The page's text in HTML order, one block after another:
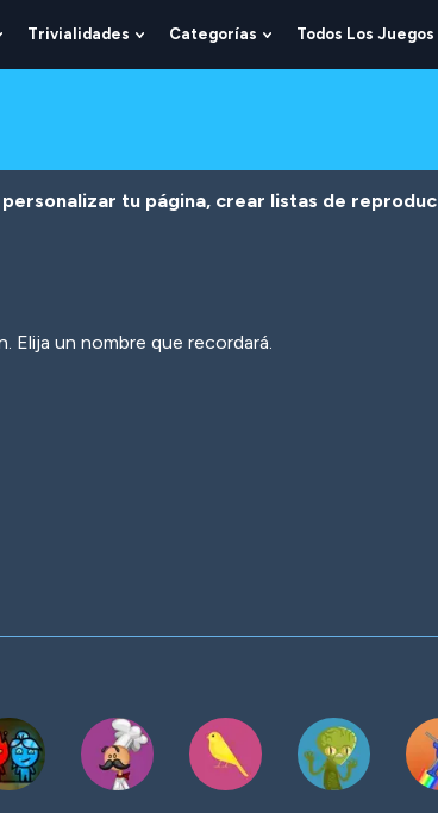
Show
Submenu
Trivialidades
Show
Submenu
Categorías
Show
Submenu
Todos Los Juegos
tu página, crear listas de
Elija un nombre que recordará.